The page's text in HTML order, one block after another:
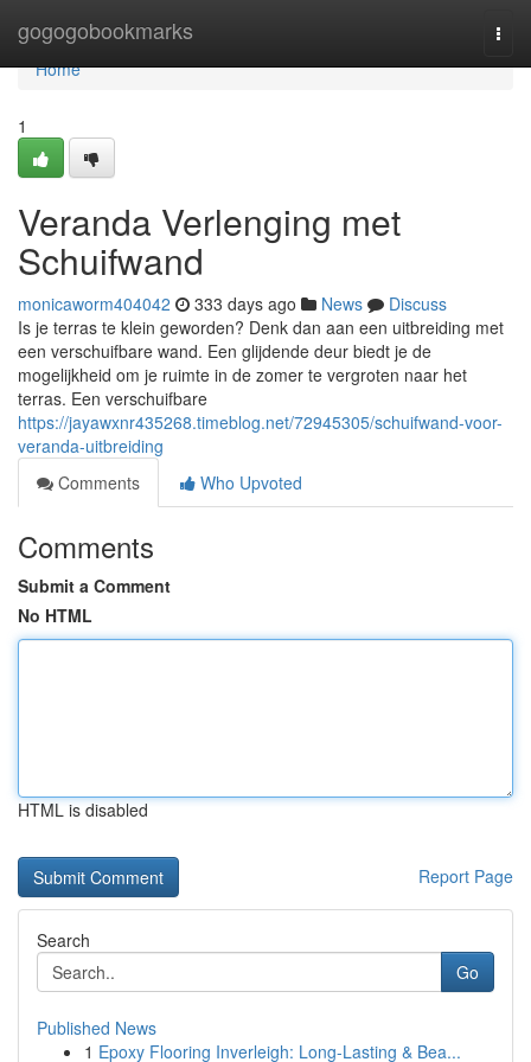
gogogobookmarks
Home
Home
1
Veranda Verlenging met
Schuifwand
monicaworm404042 333 days ago News
Discuss
Is je terras te klein geworden? Denk dan aan een uitbreiding met
een verschuifbare wand. Een glijdende deur biedt je de
mogelijkheid om je ruimte in de zomer te vergroten naar het
terras. Een verschuifbare
https://jayawxnr435268.timeblog.net/72945305/schuifwand-voor-
veranda-uitbreiding
Comments
Who Upvoted
Comments
Submit a Comment
No HTML
HTML is disabled
Report Page
Search
Go
Published News
1 Epoxy Flooring Inverleigh: Long-Lasting & Bea...